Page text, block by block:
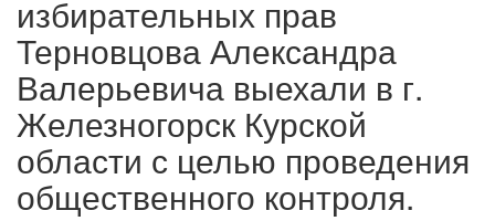
избирательных прав
Терновцова Александра
Валерьевича выехали в г.
Железногорск Курской
области с целью проведения
общественного контроля.